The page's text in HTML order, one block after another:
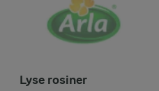
Lyse rosiner